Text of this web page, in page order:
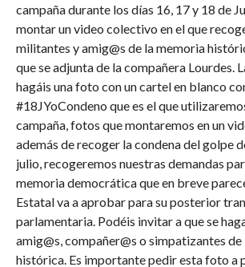
campaña durante los días 16, 17 y 18 de
montar un video colectivo en el que
militantes y amig@s de la memoria
que se adjunta de la compañera Lourdes.
hagáis una foto con un cartel en blanco
#18JYoCondeno que es el que
campaña, fotos que montaremos en un
además de recoger la condena del golpe
julio, recogeremos nuestras demandas
memoria democrática que en breve
Estatal va a aprobar para su posterior
parlamentaria. Podéis invitar a que se
amig@s, compañer@s o simpatizantes
histórica. Es importante pedir esta foto a